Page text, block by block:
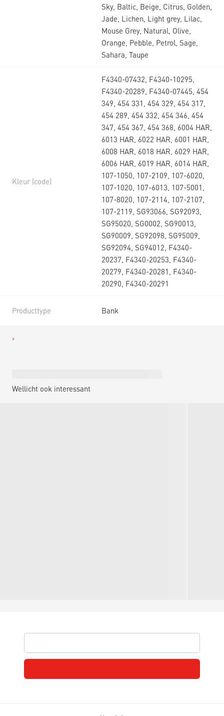
Sky, Baltic, Beige, Citrus, Golden,
Jade, Lichen, Light grey, Lilac,
Mouse Grey, Natural, Olive,
Orange, Pebble, Petrol, Sage,
Sahara, Taupe
Kleur (code)
F4340-07432, F4340-10295,
F4340-20289, F4340-07445, 454
349, 454 331, 454 329, 454 317,
454 289, 454 332, 454 346, 454
347, 454 367, 454 368, 6004 HAR,
6013 HAR, 6022 HAR, 6001 HAR,
6008 HAR, 6018 HAR, 6029 HAR,
6006 HAR, 6019 HAR, 6014 HAR,
107-1050, 107-2109, 107-6020,
107-1020, 107-6013, 107-5001,
107-8020, 107-2114, 107-2107,
107-2119, SG93066, SG92093,
SG95020, SG0002, SG90013,
SG90009, SG92098, SG95009,
SG92094, SG94012, F4340-
20237, F4340-20253, F4340-
20279, F4340-20281, F4340-
20290, F4340-20291
Producttype Bank
Wellicht ook interessant